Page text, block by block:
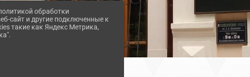
обработки
сайт и другие подключенные к
такие как Яндекс Метрика,